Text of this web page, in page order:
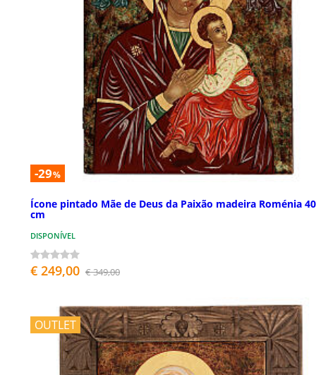
-29%
Ícone pintado Mãe de Deus da Paixão madeira Roménia
cm
DISPONÍVEL
€ 249,00 € 349,00
OUTLET